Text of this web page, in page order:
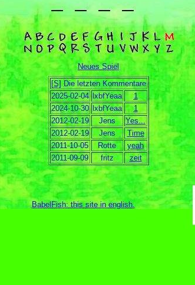
Neues Spiel
[S] Die letzten Kommentare
2025-02-04
lxbfYeaa
1
2024-10-30
lxbfYeaa
1
2012-02-19
Jens
Yes...
2012-02-19
Jens
Time
2011-10-05
Rotte
yeah
2011-09-09
fritz zeit
BabelFish: this site in english.